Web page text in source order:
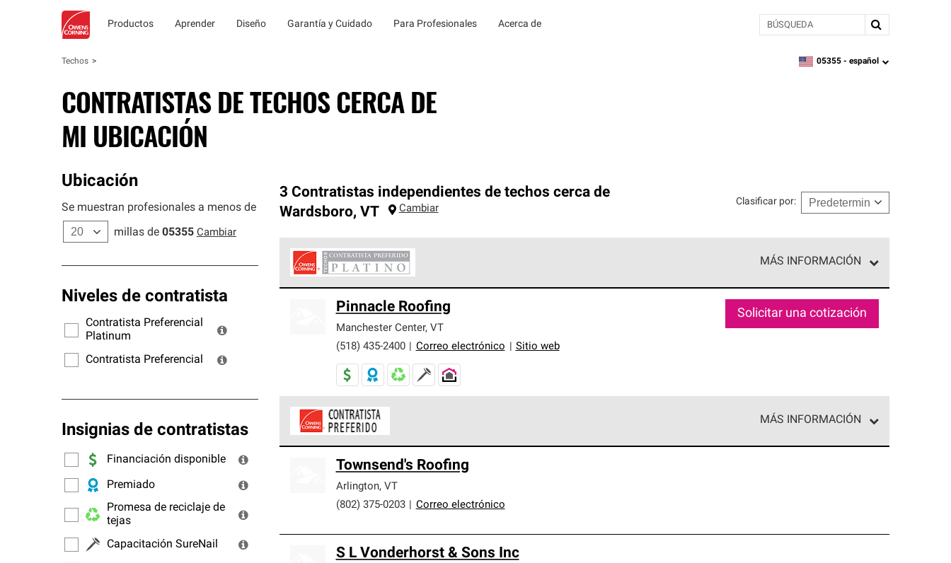
Productos Aprender Diseño Garantía y Cuidado Para Profesionales Acerca de BÚSQUEDA
Techos zipcode,language
05355 - español
CONTRATISTAS DE TECHOS CERCA DE
MI UBICACIÓN
Ubicación
Se muestran profesionales a menos de
millas de 05355 Cambiar
Niveles de contratista
Contratista Preferencial
Platinum
Contratista Preferencial
Insignias de contratistas
Financiación disponible
Premiado
Promesa de reciclaje de
tejas
Capacitación SureNail
3 Contratistas independientes de techos cerca de
Wardsboro, VT Cambiar
Clasificar por:
MÁS INFORMACIÓN
cumplen con estándares estrictos de profesionalismo, confiabilidad y destreza incomparable. Solo ellos pueden
ofrecer nuestra mejor garantía de sistemas de techos.
Pinnacle Roofing
Manchester Center, VT
(518) 435-2400
Correo electrónico Sitio web
Solicitar una cotización
MÁS INFORMACIÓN
cumplen con altos estándares y requisitos estrictos de profesionalismo y confiabilidad.
Townsend's Roofing
Arlington, VT
(802) 375-0203
Correo electrónico
S L Vonderhorst & Sons Inc